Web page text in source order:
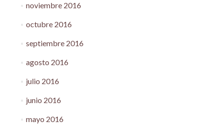
noviembre 2016
octubre 2016
septiembre 2016
agosto 2016
julio 2016
junio 2016
mayo 2016